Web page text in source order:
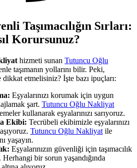
Taşımacılığın Sırları:
Korursunuz?
hizmeti sunan Tutuncu Oğlu
taşımanın yollarını bilir. Peki,
dikkat etmelisiniz? İşte bazı ipuçları:
Eşyalarınızı korumak için uygun
şart. Tutuncu Oğlu Nakliyat
kullanarak eşyalarınızı sarıyoruz.
Ekibi: Tecrübeli ekibimizle eşyalarınızı
Tutuncu Oğlu Nakliyat ile
yaşayın.
Eşyalarınızın güvenliği için taşımacılık
bir sorun yaşandığında